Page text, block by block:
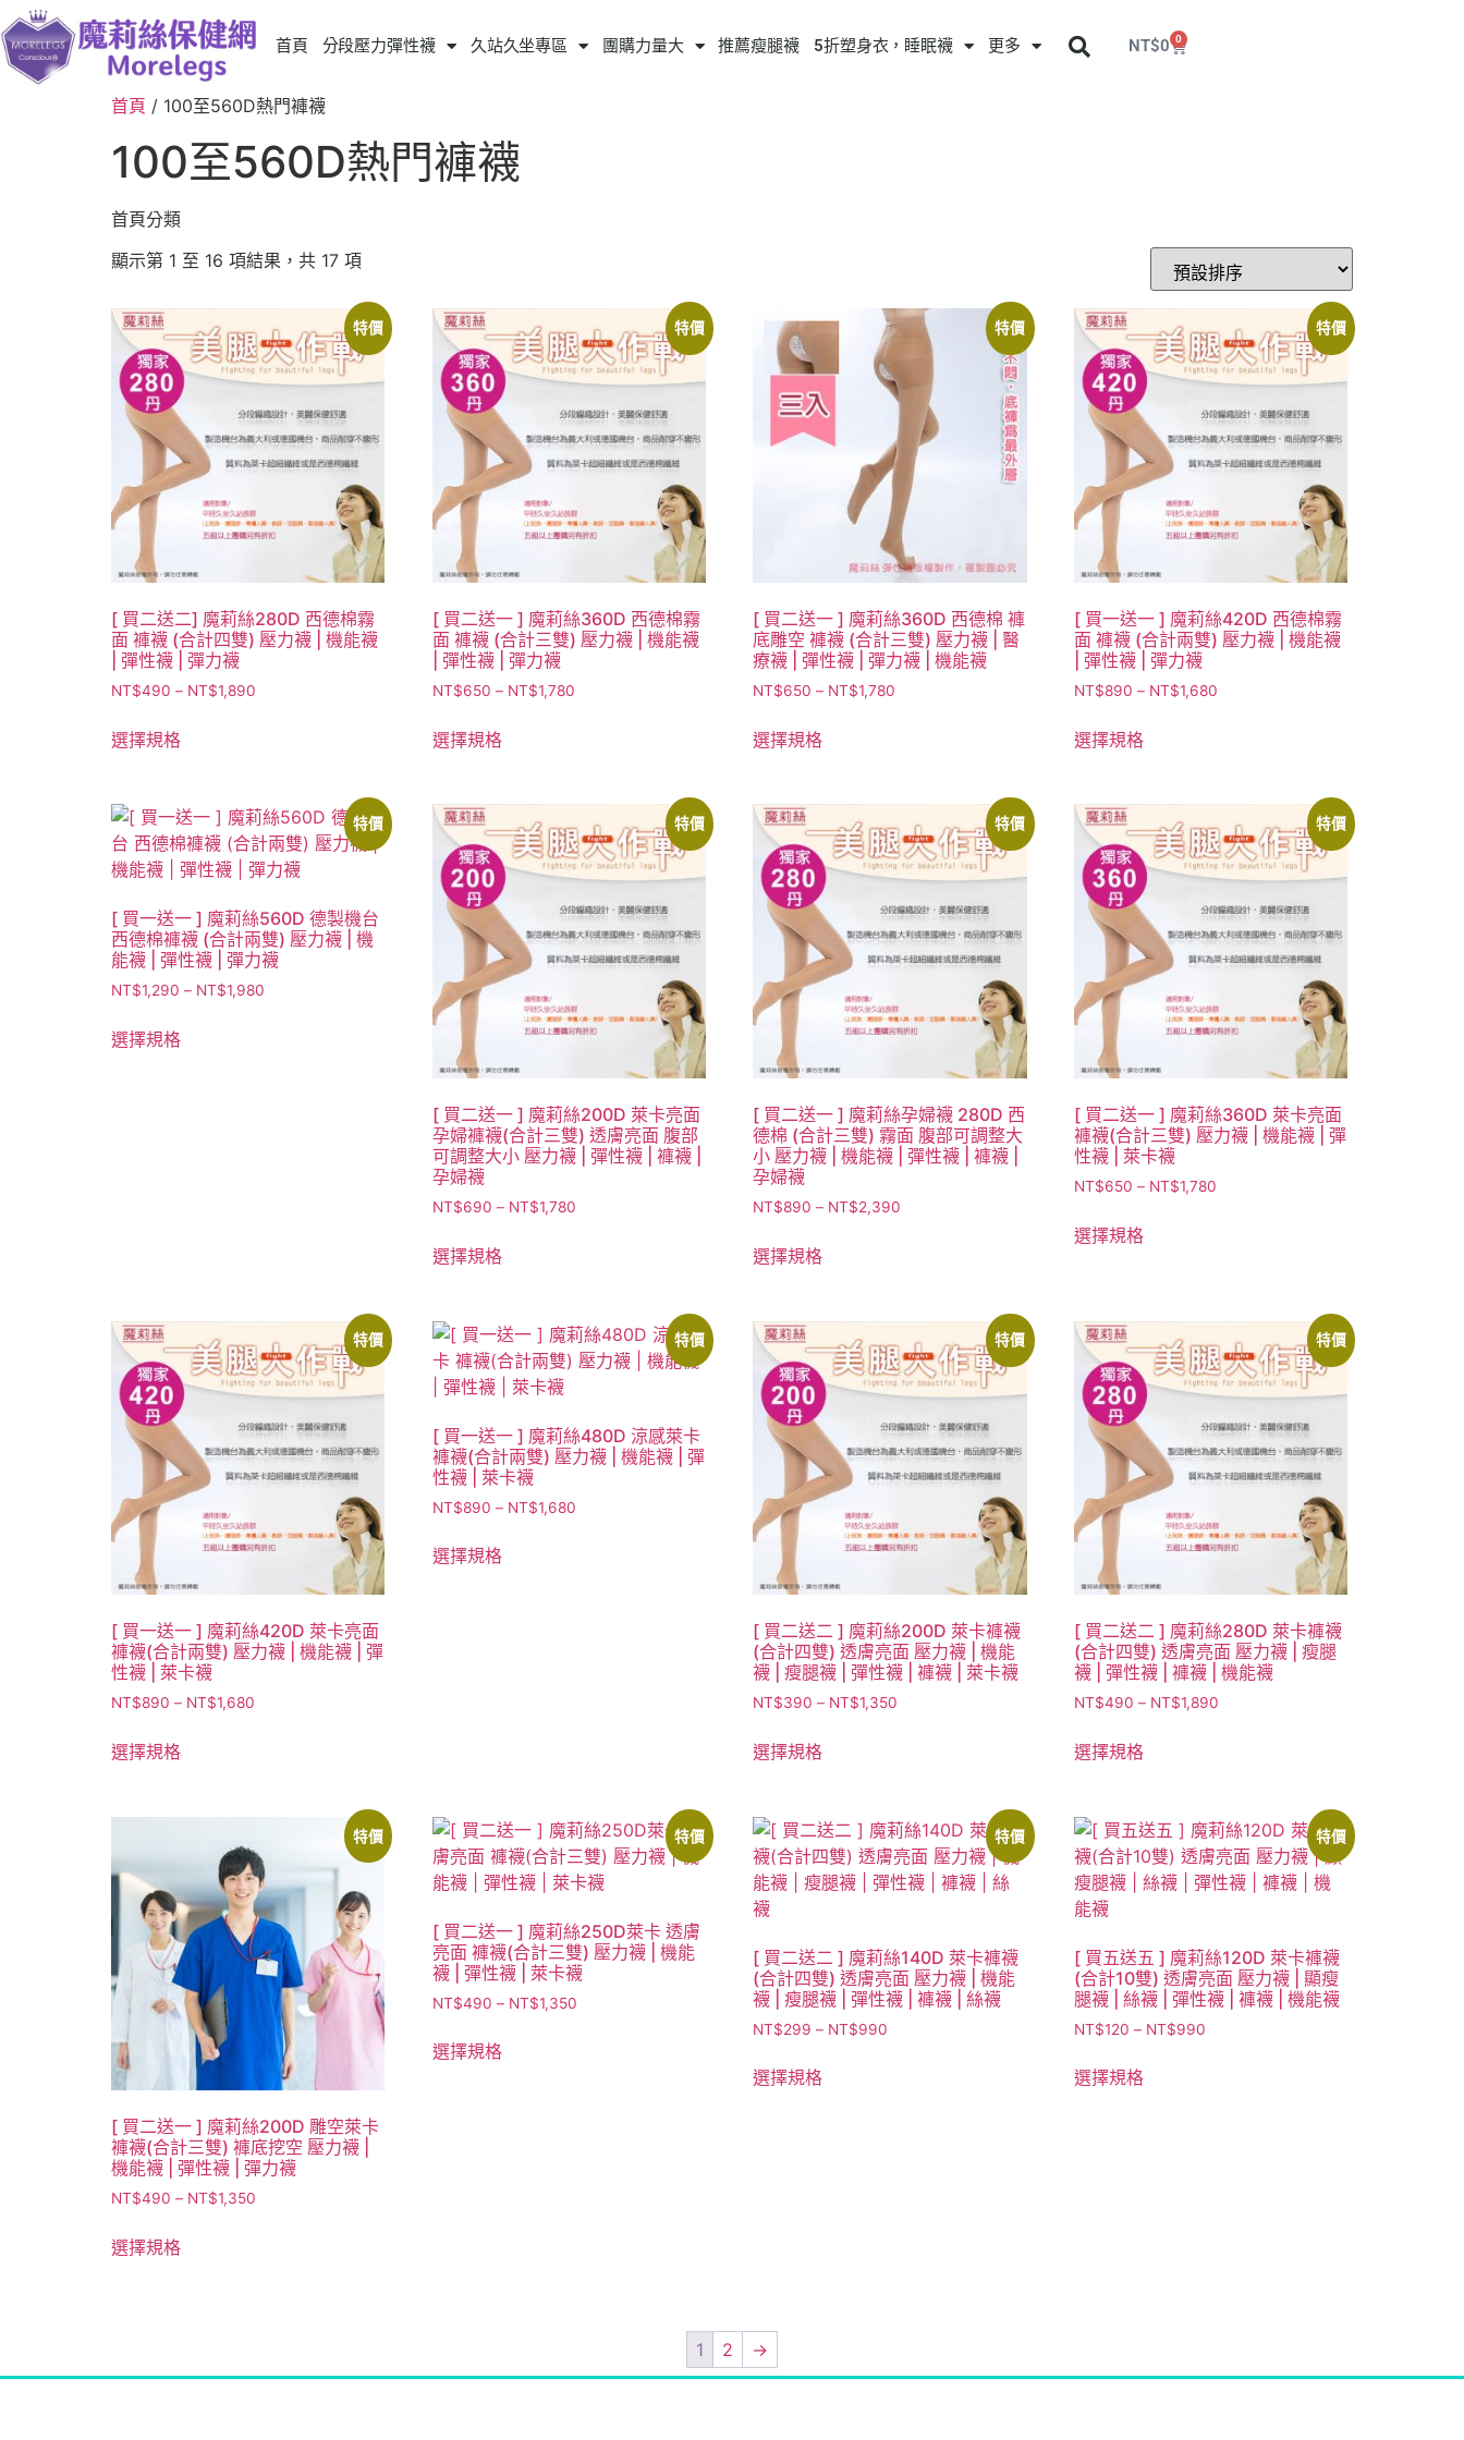
首頁 分段壓力彈性襪 久站久坐專區 團購力量大 推薦瘦腿襪 5折塑身衣，睡眠襪 更多 NT$0 0
首頁 / 100至560D熱門褲襪
100至560D熱門褲襪
首頁分類
顯示第 1 至 16 項結果，共 17 項
特價
[ 買二送二] 魔莉絲280D 西德棉霧
面 褲襪 (合計四雙) 壓力襪 | 機能襪
| 彈性襪 | 彈力襪
NT$490 – NT$1,890
選擇規格
特價
[ 買二送一 ] 魔莉絲360D 西德棉霧
面 褲襪 (合計三雙) 壓力襪 | 機能襪
| 彈性襪 | 彈力襪
NT$650 – NT$1,780
選擇規格
特價
[ 買二送一 ] 魔莉絲360D 西德棉 褲
底雕空 褲襪 (合計三雙) 壓力襪 | 醫
療襪 | 彈性襪 | 彈力襪 | 機能襪
NT$650 – NT$1,780
選擇規格
特價
[ 買一送一 ] 魔莉絲420D 西德棉霧
面 褲襪 (合計兩雙) 壓力襪 | 機能襪
| 彈性襪 | 彈力襪
NT$890 – NT$1,680
選擇規格
特價
[ 買一送一 ] 魔莉絲560D 德製機台
西德棉褲襪 (合計兩雙) 壓力襪 | 機
能襪 | 彈性襪 | 彈力襪
NT$1,290 – NT$1,980
選擇規格
特價
[ 買二送一 ] 魔莉絲200D 萊卡亮面
孕婦褲襪(合計三雙) 透膚亮面 腹部
可調整大小 壓力襪 | 彈性襪 | 褲襪 |
孕婦襪
NT$690 – NT$1,780
選擇規格
特價
[ 買二送一 ] 魔莉絲孕婦襪 280D 西
德棉 (合計三雙) 霧面 腹部可調整大
小 壓力襪 | 機能襪 | 彈性襪 | 褲襪 |
孕婦襪
NT$890 – NT$2,390
選擇規格
特價
[ 買二送一 ] 魔莉絲360D 萊卡亮面
褲襪(合計三雙) 壓力襪 | 機能襪 | 彈
性襪 | 萊卡襪
NT$650 – NT$1,780
選擇規格
特價
[ 買一送一 ] 魔莉絲420D 萊卡亮面
褲襪(合計兩雙) 壓力襪 | 機能襪 | 彈
性襪 | 萊卡襪
NT$890 – NT$1,680
選擇規格
特價
[ 買一送一 ] 魔莉絲480D 涼感萊卡
褲襪(合計兩雙) 壓力襪 | 機能襪 | 彈
性襪 | 萊卡襪
NT$890 – NT$1,680
選擇規格
特價
[ 買二送二 ] 魔莉絲200D 萊卡褲襪
(合計四雙) 透膚亮面 壓力襪 | 機能
襪 | 瘦腿襪 | 彈性襪 | 褲襪 | 萊卡襪
NT$390 – NT$1,350
選擇規格
特價
[ 買二送二 ] 魔莉絲280D 萊卡褲襪
(合計四雙) 透膚亮面 壓力襪 | 瘦腿
襪 | 彈性襪 | 褲襪 | 機能襪
NT$490 – NT$1,890
選擇規格
特價
[ 買二送一 ] 魔莉絲200D 雕空萊卡
褲襪(合計三雙) 褲底挖空 壓力襪 |
機能襪 | 彈性襪 | 彈力襪
NT$490 – NT$1,350
選擇規格
特價
[ 買二送一 ] 魔莉絲250D萊卡 透膚
亮面 褲襪(合計三雙) 壓力襪 | 機能
襪 | 彈性襪 | 萊卡襪
NT$490 – NT$1,350
選擇規格
特價
[ 買二送二 ] 魔莉絲140D 萊卡褲襪
(合計四雙) 透膚亮面 壓力襪 | 機能
襪 | 瘦腿襪 | 彈性襪 | 褲襪 | 絲襪
NT$299 – NT$990
選擇規格
特價
[ 買五送五 ] 魔莉絲120D 萊卡褲襪
(合計10雙) 透膚亮面 壓力襪 | 顯瘦
腿襪 | 絲襪 | 彈性襪 | 褲襪 | 機能襪
NT$120 – NT$990
選擇規格
1 2 →